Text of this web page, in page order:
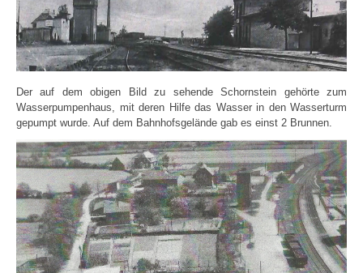
Der auf dem obigen Bild zu sehende Schornstein gehörte zum
Wasserpumpenhaus, mit deren Hilfe das Wasser in den Wasserturm
gepumpt wurde. Auf dem Bahnhofsgelände gab es einst 2 Brunnen.